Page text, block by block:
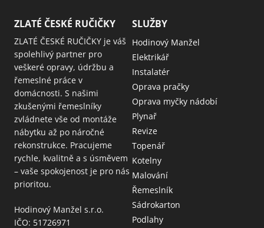
ZLATÉ ČESKÉ RUČIČKY
ZLATÉ ČESKÉ RUČIČKY je váš
spolehlivý partner pro
veškeré opravy, údržbu a
řemeslné práce v
domácnosti. S našimi
zkušenými řemeslníky
zvládnete vše od montáže
nábytku až po náročné
rekonstrukce. Pracujeme
rychle, kvalitně a s úsměvem
– vaše spokojenost je pro nás
prioritou.
Hodinový Manžel s.r.o.
IČO: 51726971
SLUŽBY
Hodinový Manžel
Elektrikář
Instalatér
Oprava pračky
Oprava myčky nádobí
Plynař
Revize
Topenář
Kotelny
Malování
Řemeslník
Sádrokarton
Podlahy